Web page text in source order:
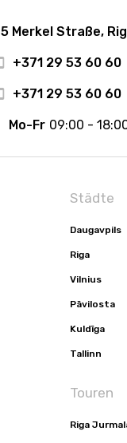
5 Merkel Straße,
+371 29 53 60 60
+371 29 53 60 60
Mo-Fr 09:00 -
Städte
Daugavpils
Riga
Vilnius
Pāvilosta
Kuldīga
Tallinn
Touren
Riga